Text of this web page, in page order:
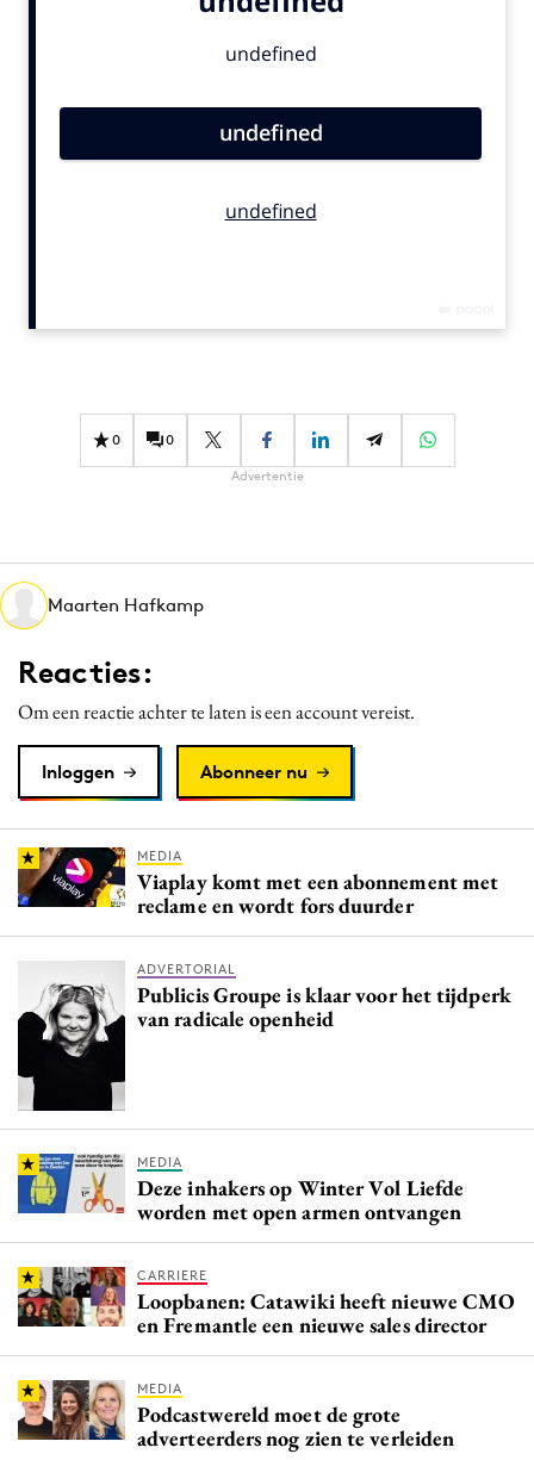
Carriere
Contentmarketing
Digital transformation
Gedragsverandering
Influencer marketing
Media
Merkstrategie
Programmatic
Purpose Marketing
0 0
Advertentie
Maarten Hafkamp
Reacties:
Om een reactie achter te laten is een account vereist.
Inloggen Abonneer nu
MEDIA
Viaplay komt met een abonnement met
reclame en wordt fors duurder
ADVERTORIAL
Publicis Groupe is klaar voor het tijdperk
van radicale openheid
MEDIA
Deze inhakers op Winter Vol Liefde
worden met open armen ontvangen
CARRIERE
Loopbanen: Catawiki heeft nieuwe CMO
en Fremantle een nieuwe sales director
MEDIA
Podcastwereld moet de grote
adverteerders nog zien te verleiden